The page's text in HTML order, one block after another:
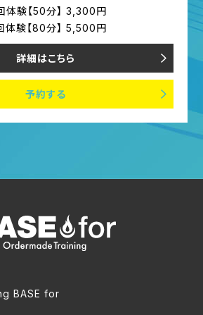
体験【50分】 3,300円
体験【80分】 5,500円
詳細はこちら
予約する
BASE for